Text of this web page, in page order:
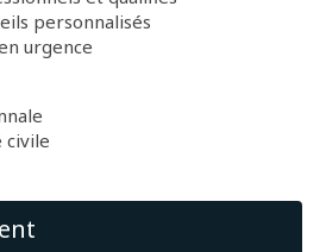
personnalisés
urgence
civile